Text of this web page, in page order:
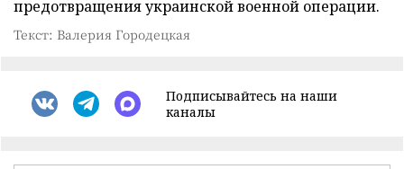
предотвращения украинской военной операции.
Текст: Валерия Городецкая
Подписывайтесь на наши
каналы